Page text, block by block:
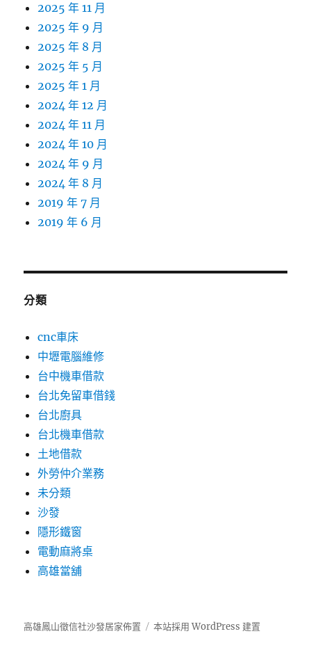
2025 年 11 月
2025 年 9 月
2025 年 8 月
2025 年 5 月
2025 年 1 月
2024 年 12 月
2024 年 11 月
2024 年 10 月
2024 年 9 月
2024 年 8 月
2019 年 7 月
2019 年 6 月
分類
cnc車床
中壢電腦維修
台中機車借款
台北免留車借錢
台北廚具
台北機車借款
土地借款
外勞仲介業務
未分類
沙發
隱形鐵窗
電動麻將桌
高雄當舖
高雄鳳山徵信社沙發居家佈置 本站採用 WordPress 建置